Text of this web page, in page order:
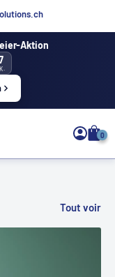
Aktion
FR
0
Tout voir